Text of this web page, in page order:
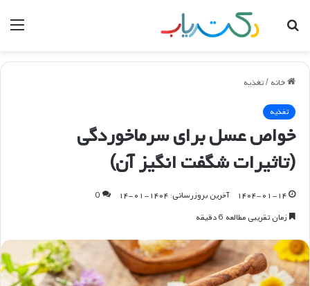
جستجو
خانه /تغذیه
تغذیه
خواص عسل برای سرماخوردگی
(تاثیرات شگفت انگیز آن)
۱۴۰۴-۰۱-۱۴ آخرین بروزرسانی: ۱۴۰۴-۰۱-۱۴
0
زمان تقریبی مطالعه 6 دقیقه